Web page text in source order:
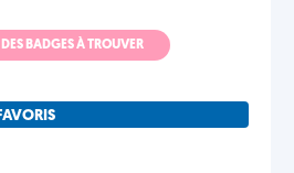
DES BADGES À TROUVER